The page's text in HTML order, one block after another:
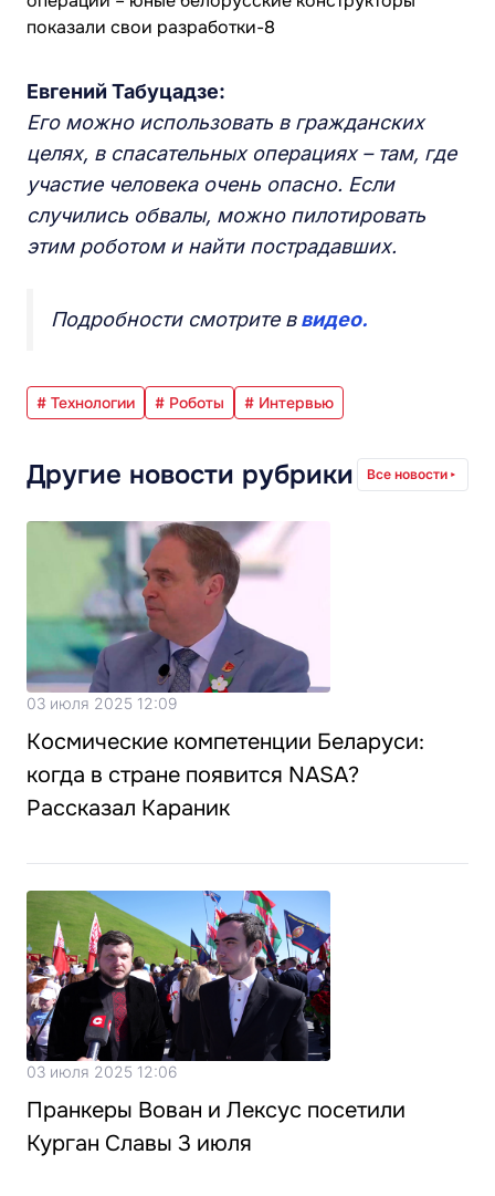
Евгений Табуцадзе:
Его можно использовать в гражданских
целях, в спасательных операциях – там, где
участие человека очень опасно. Если
случились обвалы, можно пилотировать
этим роботом и найти пострадавших.
Подробности смотрите ввидео.
# Технологии # Роботы # Интервью
Другие новости рубрики Все новости
03 июля 2025 12:09
Космические компетенции Беларуси:
когда в стране появится NASA?
Рассказал Караник
03 июля 2025 12:06
Пранкеры Вован и Лексус посетили
Курган Славы 3 июля